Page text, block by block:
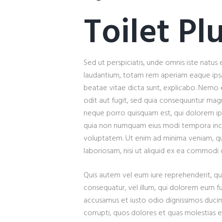
Toilet
Sed ut perspiciatis, unde omnis iste
laudantium, totam rem aperiam eaque
beatae vitae dicta sunt, explicabo.
odit aut fugit, sed quia consequuntur
neque porro quisquam est, qui dolorem
quia non numquam eius modi tempora
voluptatem. Ut enim ad minima veniam,
laboriosam, nisi ut aliquid ex ea commodi
Quis autem vel eum iure reprehenderit,
consequatur, vel illum, qui dolorem eum
accusamus et iusto odio dignissimos
corrupti, quos dolores et quas